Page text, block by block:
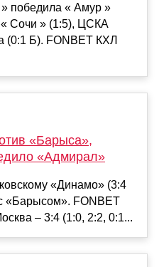
победила « Амур »
« Сочи » (1:5), ЦСКА
(0:1 Б). FONBET КХЛ
«Барыса»,
«Адмирал»
«Динамо» (3:4
«Барысом». FONBET
– 3:4 (1:0, 2:2, 0:1...